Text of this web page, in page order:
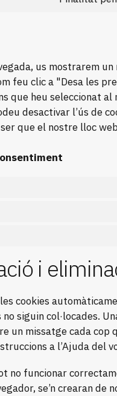
us mostrarem
feu clic a "Desa les
que heu seleccionat
desactivar l’ús de
que el nostre lloc
i
cookies
siguin col·locades.
missatge cada cop
a l’Ajuda del
no funcionar
se’n crearan de